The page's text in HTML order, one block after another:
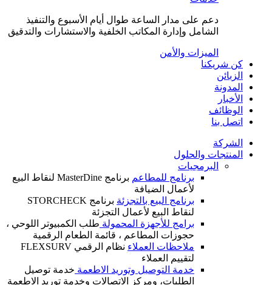
دعم على مدار الساعة طوال أيام الأسبوع والتنفيذ
الشامل وإدارة المكاتب الخلفية والاستشارات والتدقيق
الميزات والأمن
كن شريكنا
الزبائن
المدونة
الأخبار
الوظائف
اتصل بنا
الشركة
المنتجات والحلول
البرمجيات
برنامج للمطاعم
برنامج MasterDine لنقاط البيع
لأعمال الضيافة
برنامج البيع بالتجزئة
برنامج STORCHECK
لنقاط البيع لأعمال التجزئة
برامج للأجهزة المحمولة طلب الكمبيوتر اللوحي ،
حجوزات المطاعم ، قائمة الطعام الرقمية
ملاحظات العملاء
نظام الرقمي FLEXSURV
لتقييم العملاء
خدمة التوصيل وتوريد الاطعمة خدمة توصيل
الطلبات، ومركز الاتصالات وخدمة توريد الاطعمة